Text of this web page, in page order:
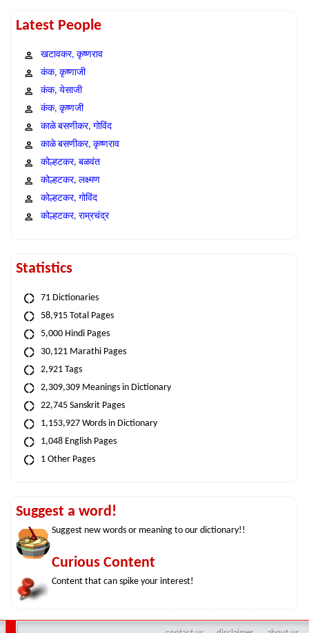
Latest People
खटावकर, कृष्णराव
कंक, कृष्णाजी
कंक, येसाजी
कंक, कृष्णजी
काळे बसणीकर, गोविंद
काळे बसणीकर, कृष्णराव
कोल्हटकर, बळवंत
कोल्हटकर, लक्ष्मण
कोल्हटकर, गोविंद
कोल्हटकर, राम्रचंद्र
Statistics
71 Dictionaries
58,915 Total Pages
5,000 Hindi Pages
30,121 Marathi Pages
2,921 Tags
2,309,309 Meanings in Dictionary
22,745 Sanskrit Pages
1,153,927 Words in Dictionary
1,048 English Pages
1 Other Pages
Suggest a word!
Suggest new words or meaning to our dictionary!!
Curious Content
Content that can spike your interest!